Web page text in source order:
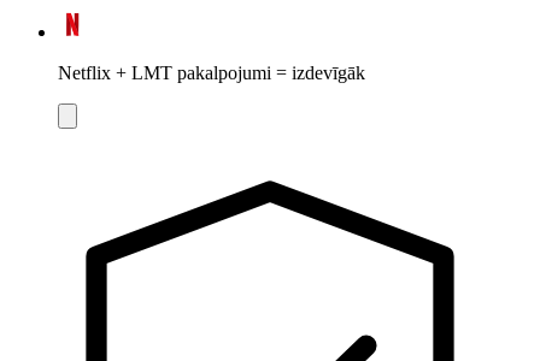
Netflix + LMT pakalpojumi = izdevīgāk